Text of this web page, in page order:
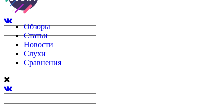
Обзоры
Статьи
Новости
Слухи
Сравнения